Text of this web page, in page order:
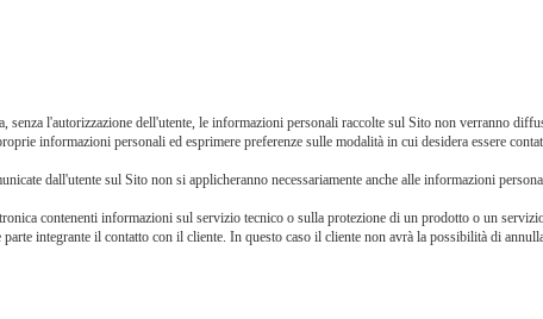
senza l'autorizzazione dell'utente, le informazioni personali raccolte sul Sito non verranno
informazioni personali ed esprimere preferenze sulle modalità in cui desidera essere
dall'utente sul Sito non si applicheranno necessariamente anche alle informazioni
contenenti informazioni sul servizio tecnico o sulla protezione di un prodotto o un
integrante il contatto con il cliente. In questo caso il cliente non avrà la possibilità di